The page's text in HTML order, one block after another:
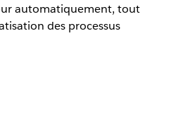
automatiquement, tout
des processus